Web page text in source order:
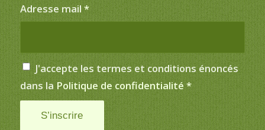
Adresse mail *
J'accepte les termes et conditions énoncés
dans la Politique de confidentialité *